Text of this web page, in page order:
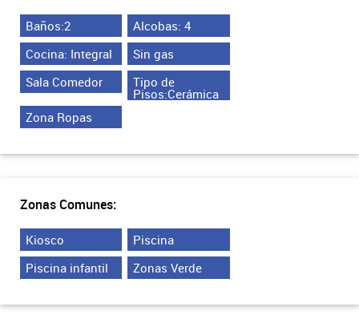
Baños:2
Alcobas: 4
Cocina: Integral
Sin gas
Sala Comedor
Tipo de
Pisos:Cerámica
Zona Ropas
Zonas Comunes:
Kiosco
Piscina
Piscina infantil
Zonas Verde